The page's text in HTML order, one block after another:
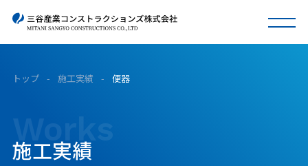
トップ - 施工実績 - 便器
施工実績